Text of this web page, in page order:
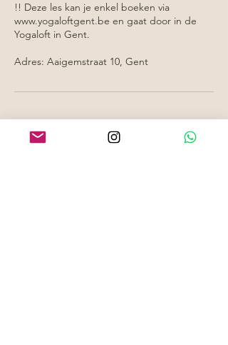
!! Deze les kan je enkel boeken via
www.yogaloftgent.be en gaat door in de
Yogaloft in Gent.
Adres: Aaigemstraat 10, Gent
Aankomende sessies